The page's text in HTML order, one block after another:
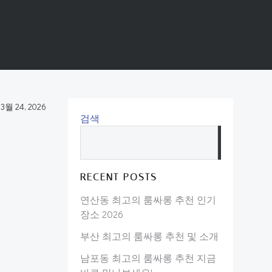
3월 24, 2026
검색
RECENT POSTS
연산동 최고의 룸싸롱 추천 인기
장소 2026
부산 최고의 룸싸롱 추천 및 소개
남포동 최고의 룸싸롱 추천 지금